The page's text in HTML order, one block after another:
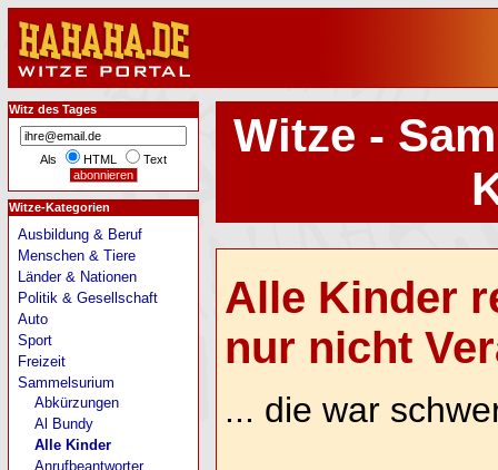
Witze -
Alle Kinder
nur nicht
... die war
Witz des Tages
Als HTML Text
Witze-Kategorien
Ausbildung & Beruf
Menschen & Tiere
Länder & Nationen
Politik & Gesellschaft
Auto
Sport
Freizeit
Sammelsurium
Abkürzungen
Al Bundy
Alle Kinder
Anrufbeantworter